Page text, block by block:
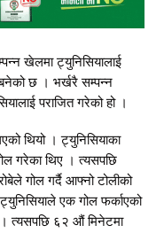
खेलमा ट्युनिसियालाई
बनेको छ । भर्खरै सम्पन्न
पराजित गरेको हो ।
थियो । ट्युनिसियाका
गरेका थिए । त्यसपछि
गोल गर्दै आफ्नो टोलीको
एक गोल फर्काएको
त्यसपछि ६२ औं मिनेटमा